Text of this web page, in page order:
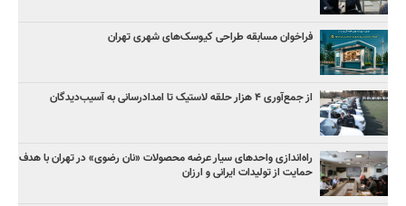
فراخوان مسابقه طراحی کیوسک‌های شهری تهران
از جمع‌آوری ۴ هزار حلقه لاستیک تا امدادرسانی به آسیب‌دیدگان
راه‌اندازی واحدهای سیار عرضه محصولات «نان رضوی» در تهران با هدف
حمایت از تولیدات ایرانی و ارزان